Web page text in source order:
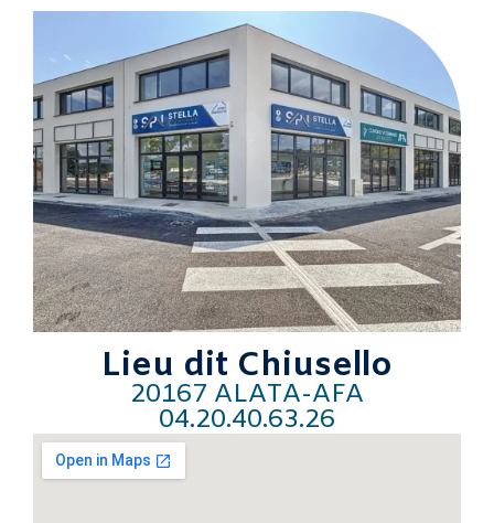
Lieu dit Chiusello
20167 ALATA-AFA
04.20.40.63.26